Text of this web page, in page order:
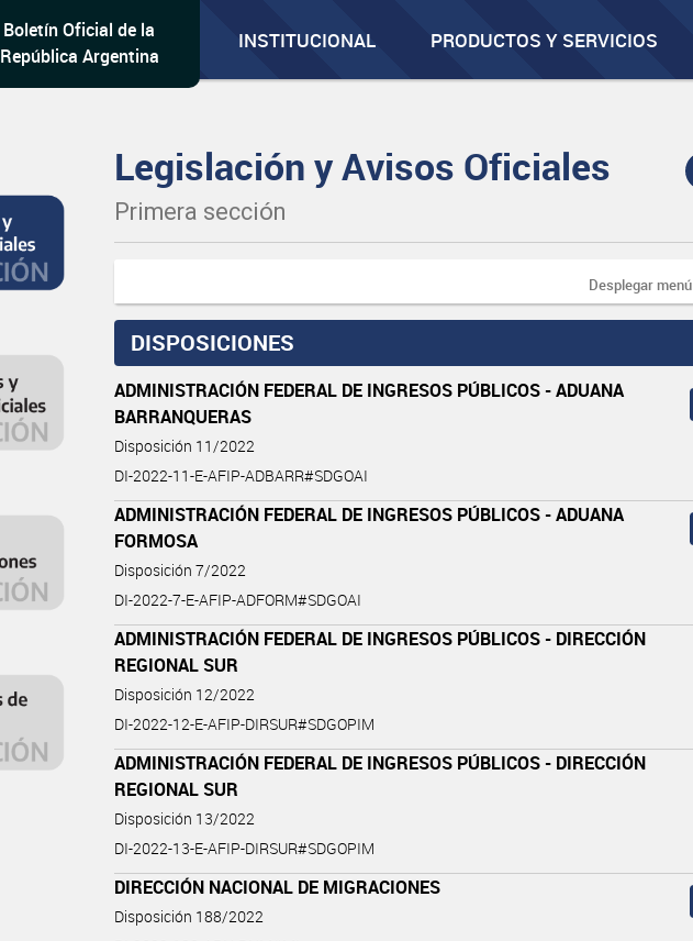
Boletín Oficial de la
República Argentina
INSTITUCIONAL PRODUCTOS Y SERVICIOS
Legislación y Avisos Oficiales
Primera sección
Desplegar menú
DISPOSICIONES
ADMINISTRACIÓN FEDERAL DE INGRESOS PÚBLICOS - ADUANA
BARRANQUERAS
Disposición 11/2022
DI-2022-11-E-AFIP-ADBARR#SDGOAI
ADMINISTRACIÓN FEDERAL DE INGRESOS PÚBLICOS - ADUANA
FORMOSA
Disposición 7/2022
DI-2022-7-E-AFIP-ADFORM#SDGOAI
ADMINISTRACIÓN FEDERAL DE INGRESOS PÚBLICOS - DIRECCIÓN
REGIONAL SUR
Disposición 12/2022
DI-2022-12-E-AFIP-DIRSUR#SDGOPIM
ADMINISTRACIÓN FEDERAL DE INGRESOS PÚBLICOS - DIRECCIÓN
REGIONAL SUR
Disposición 13/2022
DI-2022-13-E-AFIP-DIRSUR#SDGOPIM
DIRECCIÓN NACIONAL DE MIGRACIONES
Disposición 188/2022